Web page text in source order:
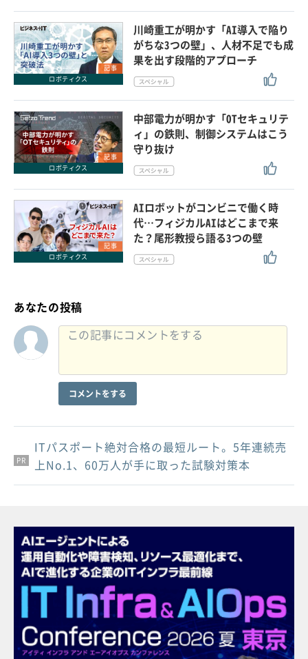
記事
ロボティクス
川崎重工が明かす「AI導入で陥り
がちな3つの壁」、人材不足でも成
果を出す段階的アプローチ
記事
ロボティクス
中部電力が明かす「OTセキュリテ
ィ」の鉄則、制御システムはこう
守り抜け
記事
ロボティクス
AIロボットがコンビニで働く時
代…フィジカルAIはどこまで来
た？尾形教授ら語る3つの壁
あなたの投稿
コメントをする
PR
PR
PR
ITパスポート絶対合格の最短ルート。5年連続売
上No.1、60万人が手に取った試験対策本